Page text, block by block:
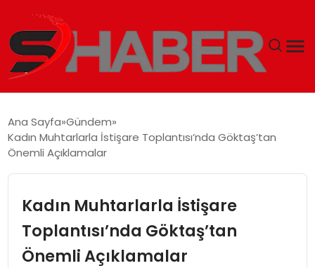
MAGAZIN
EKONOMI
Ana Sayfa Gündem
Kadın Muhtarlarla İstişare Toplantısı’nda Göktaş’tan
Önemli Açıklamalar
Kadın Muhtarlarla İstişare
Toplantısı’nda Göktaş’tan
Önemli Açıklamalar